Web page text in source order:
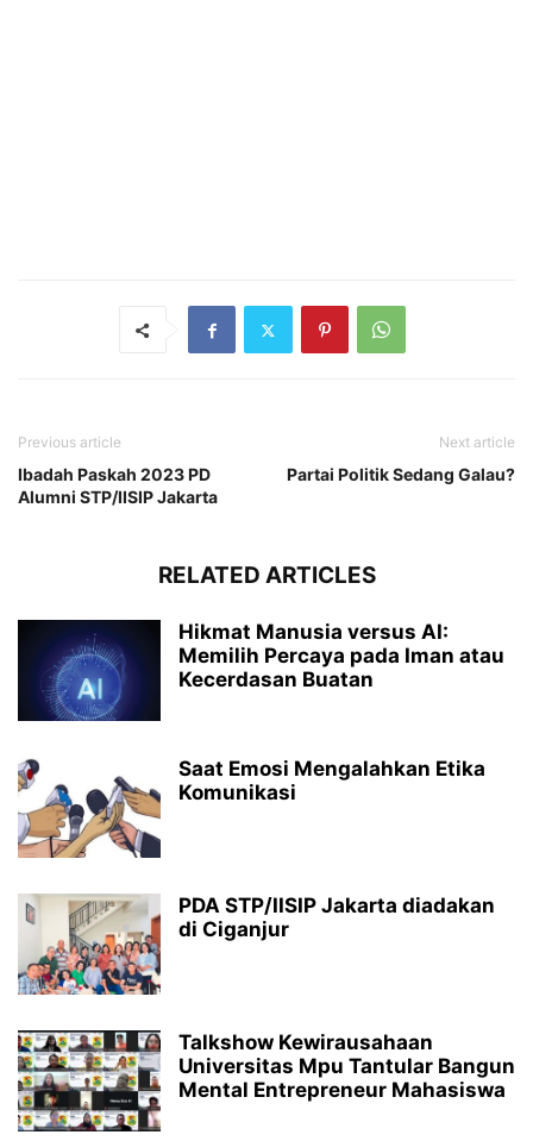
Previous article
Ibadah Paskah 2023 PD
Alumni STP/IISIP Jakarta
Next article
Partai Politik Sedang Galau?
RELATED ARTICLES
Hikmat Manusia versus AI:
Memilih Percaya pada Iman atau
Kecerdasan Buatan
Saat Emosi Mengalahkan Etika
Komunikasi
PDA STP/IISIP Jakarta diadakan
di Ciganjur
Talkshow Kewirausahaan
Universitas Mpu Tantular Bangun
Mental Entrepreneur Mahasiswa